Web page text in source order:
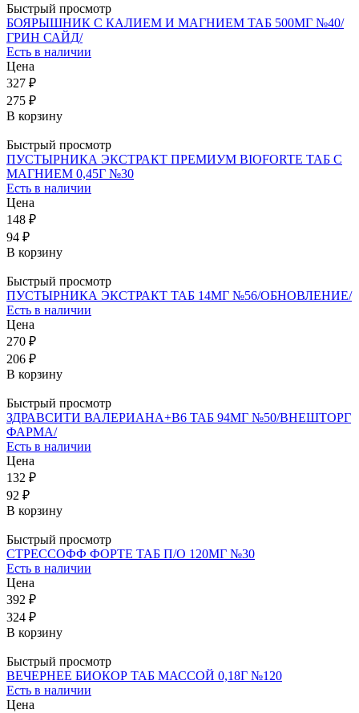
Быстрый просмотр
БОЯРЫШНИК С КАЛИЕМ И МАГНИЕМ ТАБ 500МГ №40/
ГРИН САЙД/
Есть в наличии
Цена
327 ₽
275 ₽
В корзину
Быстрый просмотр
ПУСТЫРНИКА ЭКСТРАКТ ПРЕМИУМ BIOFORTE ТАБ С
МАГНИЕМ 0,45Г №30
Есть в наличии
Цена
148 ₽
94 ₽
В корзину
Быстрый просмотр
ПУСТЫРНИКА ЭКСТРАКТ ТАБ 14МГ №56/ОБНОВЛЕНИЕ/
Есть в наличии
Цена
270 ₽
206 ₽
В корзину
Быстрый просмотр
ЗДРАВСИТИ ВАЛЕРИАНА+В6 ТАБ 94МГ №50/ВНЕШТОРГ
ФАРМА/
Есть в наличии
Цена
132 ₽
92 ₽
В корзину
Быстрый просмотр
СТРЕССОФФ ФОРТЕ ТАБ П/О 120МГ №30
Есть в наличии
Цена
392 ₽
324 ₽
В корзину
Быстрый просмотр
ВЕЧЕРНЕЕ БИОКОР ТАБ МАССОЙ 0,18Г №120
Есть в наличии
Цена